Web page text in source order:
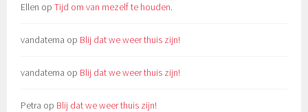
Ellen opTijd om van mezelf te houden.
vandatema op Blij dat we weer thuis zijn!
vandatema op Blij dat we weer thuis zijn!
Petra op Blij dat we weer thuis zijn!